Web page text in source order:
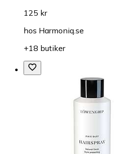
125 kr
hos Harmoniq.se
+18 butiker